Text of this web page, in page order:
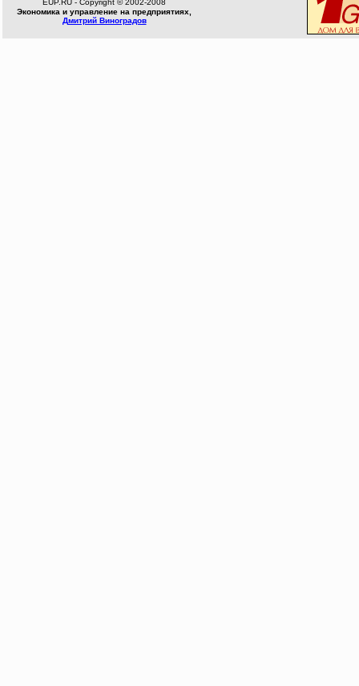
EUP.RU - Copyright © 2002-2008
Экономика и управление на предприятиях,
Дмитрий Виноградов